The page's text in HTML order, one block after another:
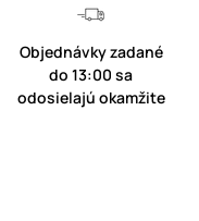
Objednávky zadané
do 13:00 sa
odosielajú okamžite